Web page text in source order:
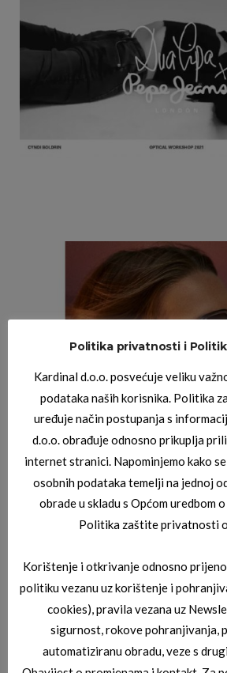
Politika privatnosti i
Kardinal d.o.o. posvećuje veliku
podataka naših korisnika. Politika
uređuje način postupanja s
d.o.o. obrađuje odnosno prikuplja
internet stranici. Napominjemo kako
osobnih podataka temelji na jednoj
obrade u skladu s Općom uredbom
Politika zaštite privatnosti
Korištenje i otkrivanje odnosno
politiku vezanu uz korištenje i
cookies), pravila vezana uz
sigurnost, rokove pohranjivanja,
automatiziranu obradu, veze s